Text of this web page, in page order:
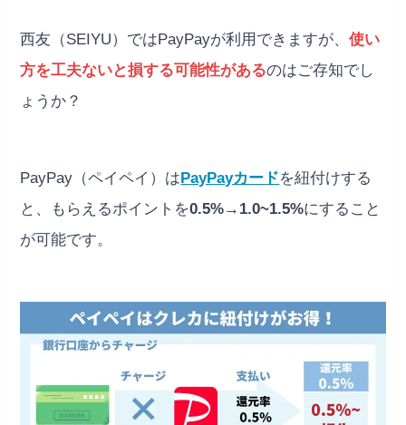
西友（SEIYU）ではPayPayが利用できますが、使い
方を工夫ないと損する可能性があるのはご存知でし
ょうか？
PayPay（ペイペイ）はPayPayカードを紐付けする
と、もらえるポイントを0.5%→1.0~1.5%にすること
が可能です。